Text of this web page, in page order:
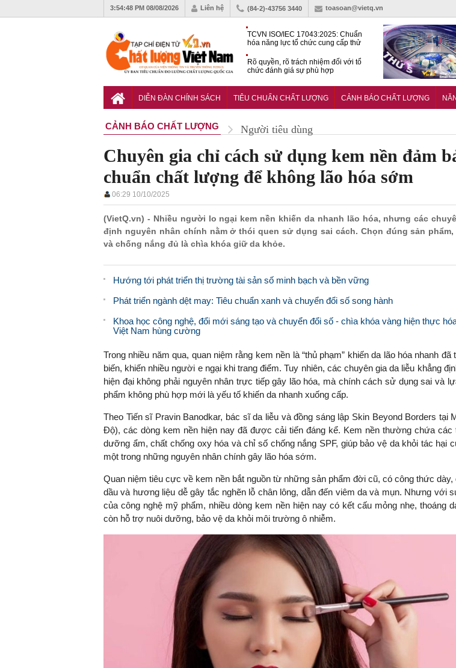
3:54:49 PM 08/08/2026 Liên hệ (84-2)-43756 3440 toasoan@vietq.vn
TCVN ISO/IEC 17043:2025: Chuẩn
hóa năng lực tổ chức cung cấp thử
Rõ quyền, rõ trách nhiệm đối với tổ
chức đánh giá sự phù hợp
Công cụ định hướng tổng thể, dài
DIỄN ĐÀN CHÍNH SÁCH TIÊU CHUẨN CHẤT LƯỢNG CẢNH BÁO CHẤT LƯỢNG
CẢNH BÁO CHẤT LƯỢNG Người tiêu dùng
Chuyên gia chỉ cách sử dụng kem nền đảm
chuẩn chất lượng để không lão hóa sớm
06:29 10/10/2025
(VietQ.vn) - Nhiều người lo ngại kem nền khiến da nhanh lão hóa, nhưng các
định nguyên nhân chính nằm ở thói quen sử dụng sai cách. Chọn đúng sản
và chống nắng đủ là chìa khóa giữ da khỏe.
Hướng tới phát triển thị trường tài sản số minh bạch và bền vững
Phát triển ngành dệt may: Tiêu chuẩn xanh và chuyển đổi số song hành
Khoa học công nghệ, đổi mới sáng tạo và chuyển đổi số - chìa khóa vàng hiện thực
Việt Nam hùng cường
Trong nhiều năm qua, quan niệm rằng kem nền là “thủ phạm” khiến da lão hóa nhanh đã
biến, khiến nhiều người e ngại khi trang điểm. Tuy nhiên, các chuyên gia da liễu khẳng
hiện đại không phải nguyên nhân trực tiếp gây lão hóa, mà chính cách sử dụng sai và
phẩm không phù hợp mới là yếu tố khiến da nhanh xuống cấp.
Theo Tiến sĩ Pravin Banodkar, bác sĩ da liễu và đồng sáng lập Skin Beyond Borders tại
Độ), các dòng kem nền hiện nay đã được cải tiến đáng kể. Kem nền thường chứa các
dưỡng ẩm, chất chống oxy hóa và chỉ số chống nắng SPF, giúp bảo vệ da khỏi tác hại
một trong những nguyên nhân chính gây lão hóa sớm.
Quan niệm tiêu cực về kem nền bắt nguồn từ những sản phẩm đời cũ, có công thức dày,
dầu và hương liệu dễ gây tắc nghẽn lỗ chân lông, dẫn đến viêm da và mụn. Nhưng với
của công nghệ mỹ phẩm, nhiều dòng kem nền hiện nay có kết cấu mỏng nhẹ, thoáng
còn hỗ trợ nuôi dưỡng, bảo vệ da khỏi môi trường ô nhiễm.